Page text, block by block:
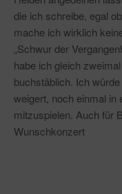
die ich schreibe, egal
mache ich wirklich
„Schwur der
habe ich gleich
buchstäblich. Ich
weigert, noch einmal in
mitzuspielen. Auch für
Wunschkonzert